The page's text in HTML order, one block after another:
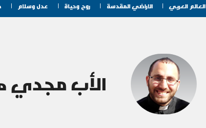
العالم العربي الاراضي المقدسة روح وحياة عدل وسلام
الأب مجدي